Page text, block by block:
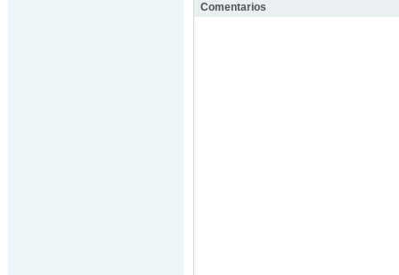
Comentarios